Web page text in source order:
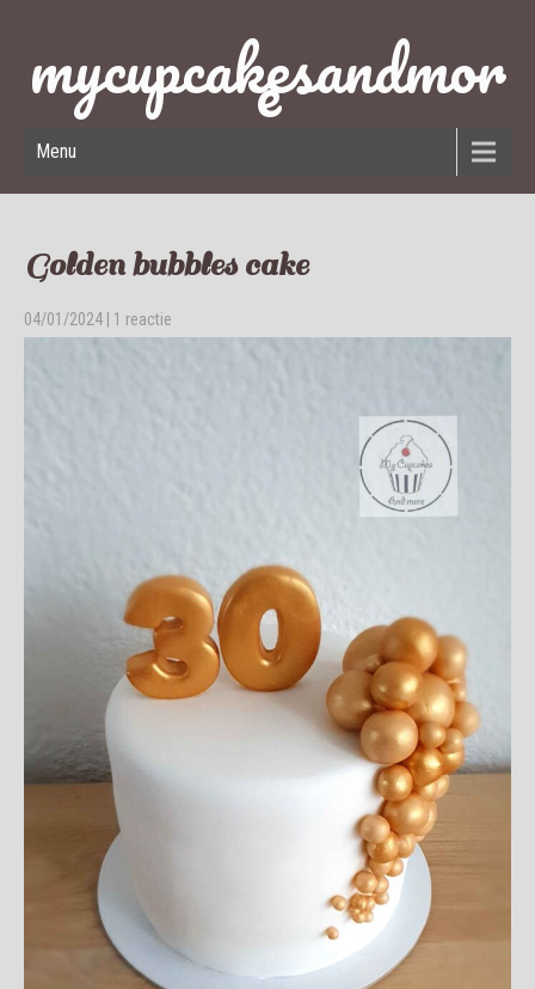
mycupcakesandmor
e
Menu
Golden bubbles cake
04/01/2024 1 reactie